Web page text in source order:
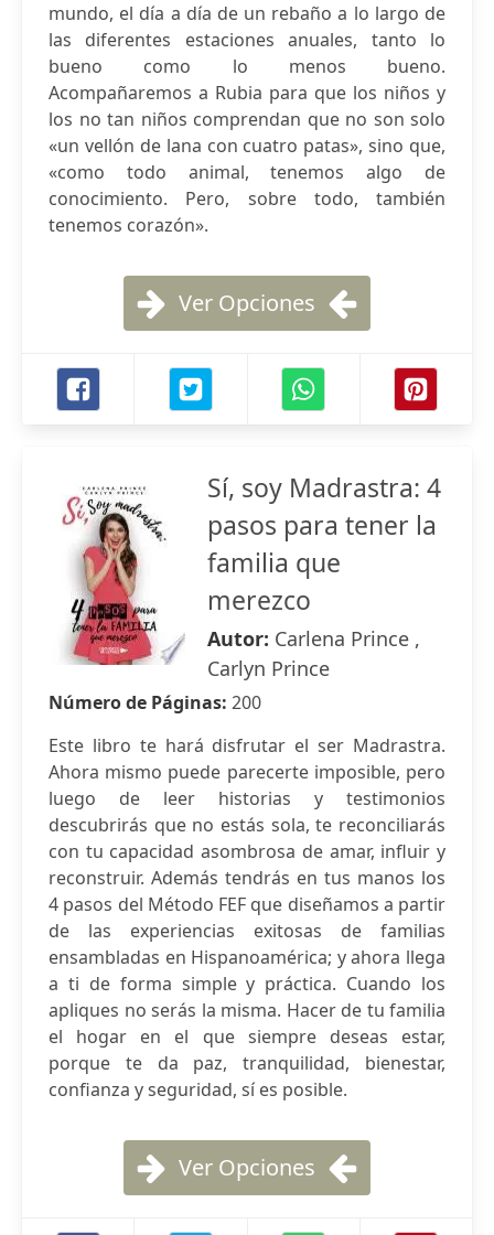
mundo, el día a día de un rebaño a lo largo de
las diferentes estaciones anuales, tanto lo
bueno como lo menos bueno.
Acompañaremos a Rubia para que los niños y
los no tan niños comprendan que no son solo
«un vellón de lana con cuatro patas», sino que,
«como todo animal, tenemos algo de
conocimiento. Pero, sobre todo, también
tenemos corazón».
Ver Opciones
Sí, soy Madrastra: 4
pasos para tener la
familia que
merezco
Autor: Carlena Prince ,
Carlyn Prince
Número de Páginas: 200
Este libro te hará disfrutar el ser Madrastra.
Ahora mismo puede parecerte imposible, pero
luego de leer historias y testimonios
descubrirás que no estás sola, te reconciliarás
con tu capacidad asombrosa de amar, influir y
reconstruir. Además tendrás en tus manos los
4 pasos del Método FEF que diseñamos a partir
de las experiencias exitosas de familias
ensambladas en Hispanoamérica; y ahora llega
a ti de forma simple y práctica. Cuando los
apliques no serás la misma. Hacer de tu familia
el hogar en el que siempre deseas estar,
porque te da paz, tranquilidad, bienestar,
confianza y seguridad, sí es posible.
Ver Opciones